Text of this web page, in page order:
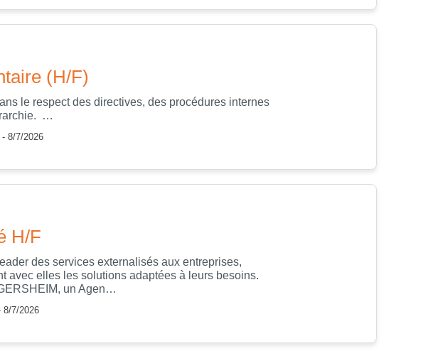
(H/F)
le respect des directives, des procédures internes
…
8/7/2026
H/F
des services externalisés aux entreprises,
avec elles les solutions adaptées à leurs besoins.
un Agen…
8/7/2026